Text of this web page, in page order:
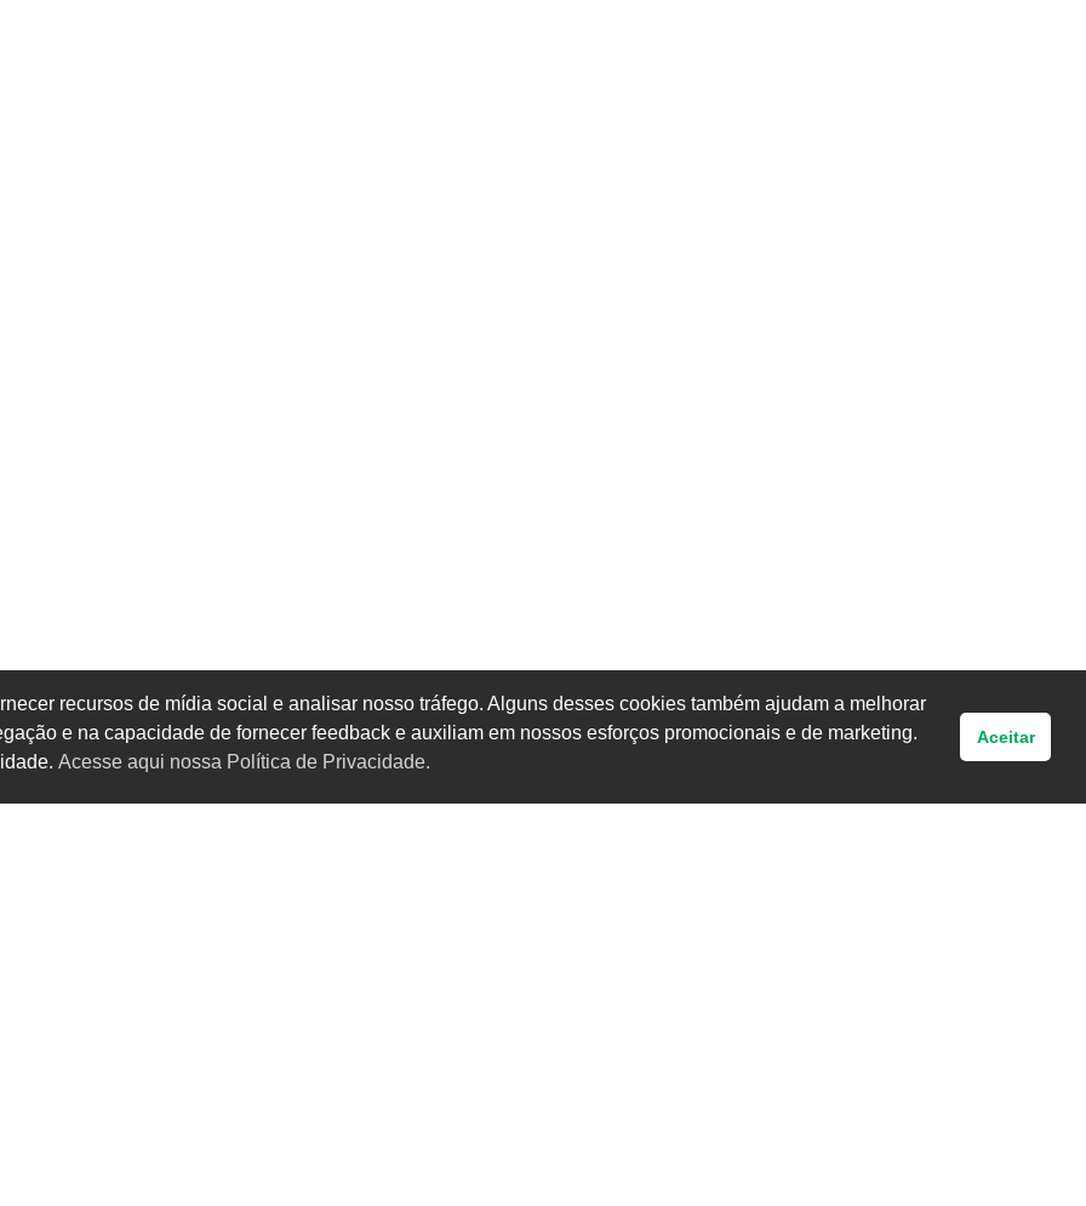
recursos de mídia social e analisar nosso tráfego. Alguns desses cookies também ajudam a melhorar
e na capacidade de fornecer feedback e auxiliam em nossos esforços promocionais e de marketing.
Acesse aqui nossa Política de Privacidade.
Aceitar